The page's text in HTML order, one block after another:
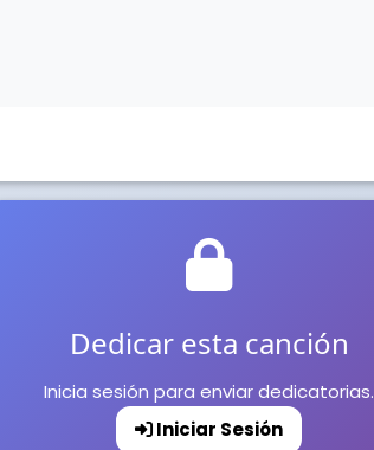
Dedicar esta canción
Inicia sesión para enviar dedicatorias.
Iniciar Sesión